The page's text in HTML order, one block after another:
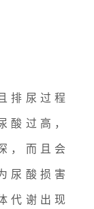
排尿过程
酸过高，
，而且会
尿酸损害
代谢出现